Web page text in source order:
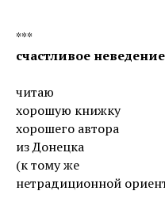
***
счастливое неведение
читаю
хорошую книжку
хорошего автора
из Донецка
(к тому же
нетрадиционной